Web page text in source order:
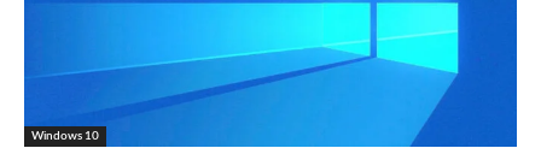
Windows 10